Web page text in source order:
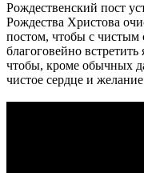
Рождественский пост
Рождества Христова
постом, чтобы с чистым
благоговейно
чтобы, кроме обычных
чистое сердце и